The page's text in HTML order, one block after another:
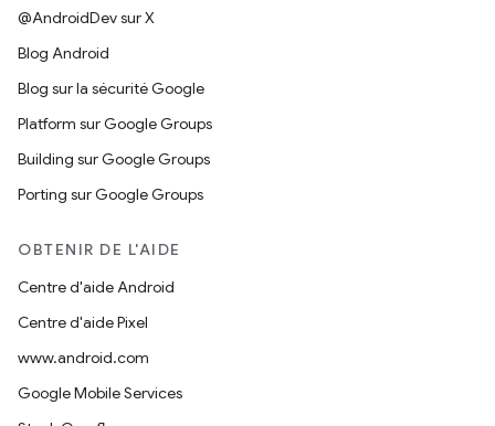
@AndroidDev sur X
Blog Android
Blog sur la sécurité Google
Platform sur Google Groups
Building sur Google Groups
Porting sur Google Groups
OBTENIR DE L'AIDE
Centre d'aide Android
Centre d'aide Pixel
www.android.com
Google Mobile Services